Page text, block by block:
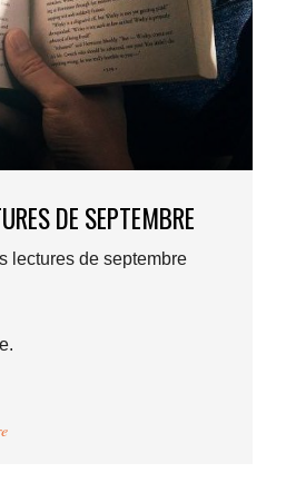
DE SEPTEMBRE
lectures de septembre